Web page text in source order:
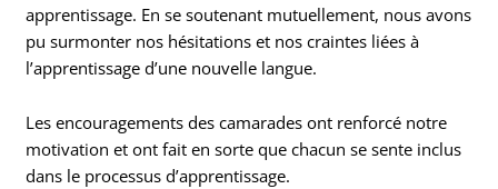
apprentissage. En se soutenant mutuellement, nous avons
pu surmonter nos hésitations et nos craintes liées à
l’apprentissage d’une nouvelle langue.
Les encouragements des camarades ont renforcé notre
motivation et ont fait en sorte que chacun se sente inclus
dans le processus d’apprentissage.